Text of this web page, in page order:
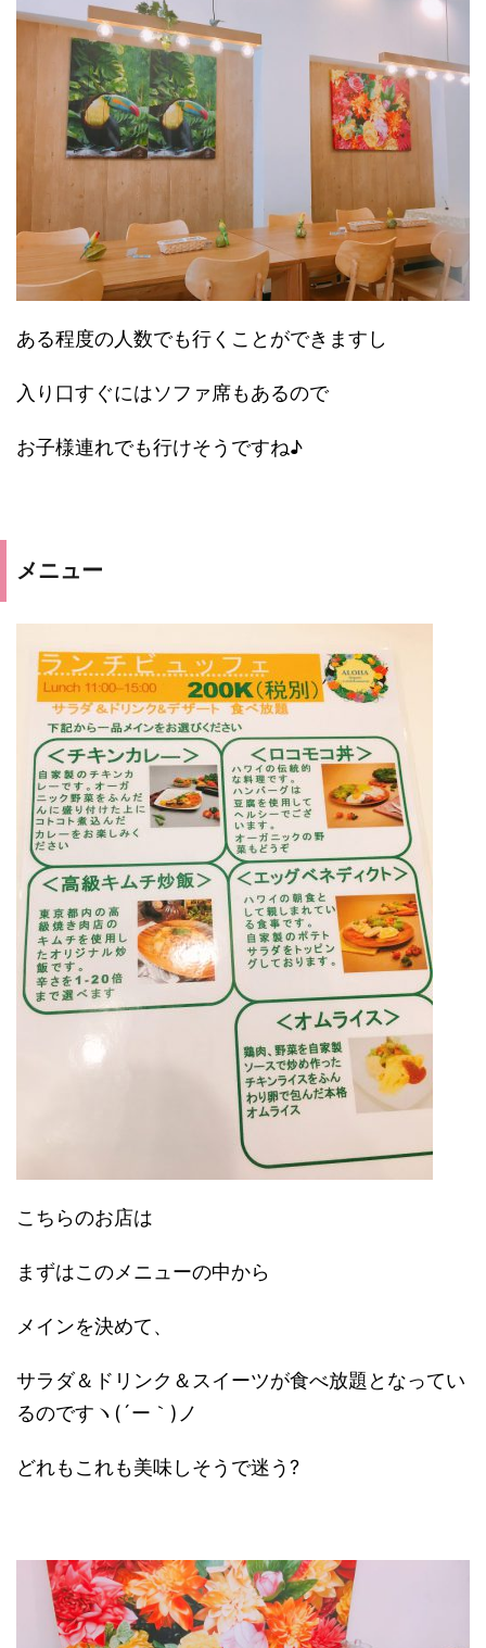
ある程度の人数でも行くことができますし
入り口すぐにはソファ席もあるので
お子様連れでも行けそうですね♪
メニュー
こちらのお店は
まずはこのメニューの中から
メインを決めて、
サラダ＆ドリンク＆スイーツが食べ放題となってい
るのですヽ(´ー｀)ノ
どれもこれも美味しそうで迷う?